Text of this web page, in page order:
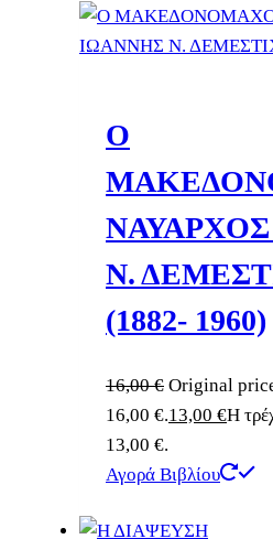
Ο
Ν.
(1882- 1960)
16,00€ Original
16,00 €.13,00 €Η
13,00 €.
Αγορά Βιβλίου